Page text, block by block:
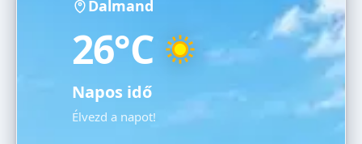
Dalmand
26°C
Napos idő
Élvezd a napot!